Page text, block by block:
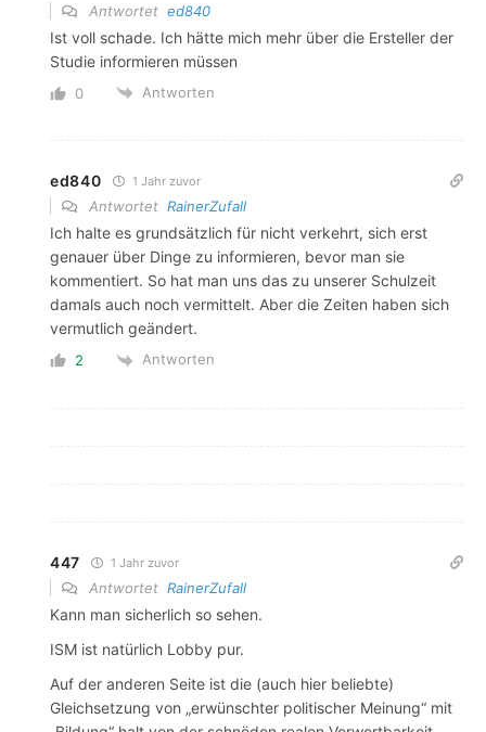
Antwortet ed840
Ist voll schade. Ich hätte mich mehr über die Ersteller der
Studie informieren müssen
0 Antworten
ed840 1 Jahr zuvor
Antwortet RainerZufall
Ich halte es grundsätzlich für nicht verkehrt, sich erst
genauer über Dinge zu informieren, bevor man sie
kommentiert. So hat man uns das zu unserer Schulzeit
damals auch noch vermittelt. Aber die Zeiten haben sich
vermutlich geändert.
2 Antworten
447 1 Jahr zuvor
Antwortet RainerZufall
Kann man sicherlich so sehen.
ISM ist natürlich Lobby pur.
Auf der anderen Seite ist die (auch hier beliebte)
Gleichsetzung von „erwünschter politischer Meinung“ mit